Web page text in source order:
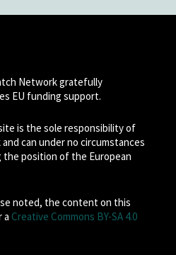
Network gratefully
EU funding support.
is the sole responsibility of
can under no circumstances
position of the European
noted, the content on this
a Creative Commons BY-SA 4.0